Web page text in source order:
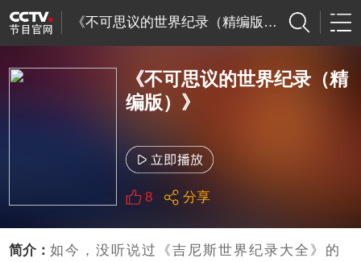
《不可思议的世界纪录（精编版）》
《不可思议的世界纪录（精
编版）》
8 分享
简介：如今，没听说过《吉尼斯世界纪录大全》的